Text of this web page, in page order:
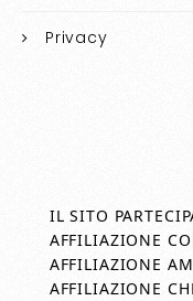
Privacy
IL SITO
AFFILIAZIONE
AFFILIAZIONE
AFFILIAZIONE